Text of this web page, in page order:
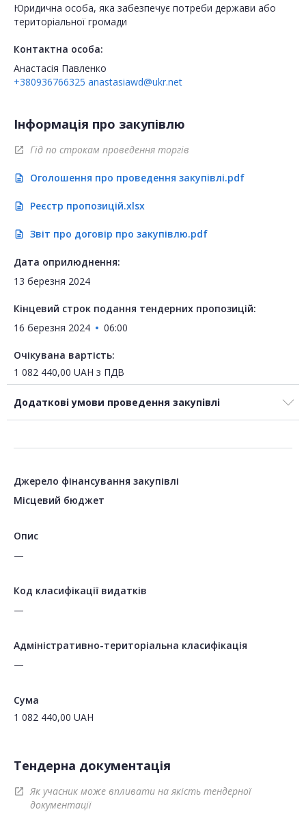
Юридична особа, яка забезпечує потреби держави або
територіальної громади
Контактна особа:
Анастасія Павленко
+380936766325 anastasiawd@ukr.net
Інформація про закупівлю
open_in_new Гід по строкам проведення торгів
description Оголошення про проведення закупівлі.pdf
description Реєстр пропозицій.xlsx
description Звіт про договір про закупівлю.pdf
Дата оприлюднення:
13 березня 2024
Кінцевий строк подання тендерних пропозицій:
16 березня 2024
06:00
Очікувана вартість:
1 082 440,00 UAH з ПДВ
Додаткові умови проведення закупівлі
Джерело фінансування закупівлі
Місцевий бюджет
Опис
—
Код класифікації видатків
—
Адміністративно-територіальна класифікація
—
Сума
1 082 440,00 UAH
Тендерна документація
open_in_new
Як учасник може впливати на якість тендерної
документації